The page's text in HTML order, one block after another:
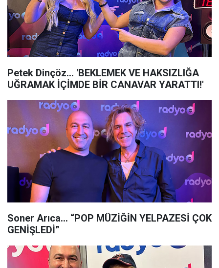
Petek Dinçöz... 'BEKLEMEK VE HAKSIZLIĞA
UĞRAMAK İÇİMDE BİR CANAVAR YARATTI!'
Soner Arıca... “POP MÜZİĞİN YELPAZESİ ÇOK
GENİŞLEDİ”